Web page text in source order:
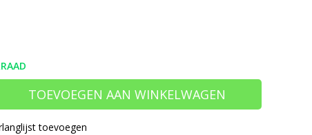
TOEVOEGEN AAN WINKELWAGEN
toevoegen